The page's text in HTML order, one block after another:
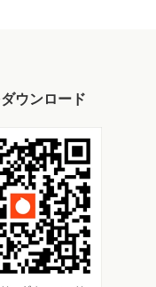
ウンロード